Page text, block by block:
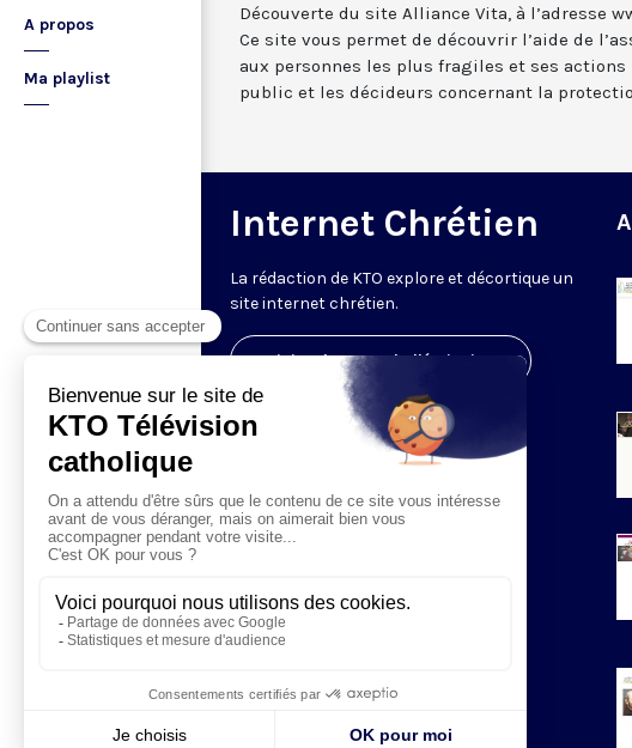
A propos
Ma playlist
Découverte du site Alliance Vita, à l’adresse
Ce site vous permet de découvrir l’aide de
aux personnes les plus fragiles et ses
public et les décideurs concernant la
Internet Chrétien
La rédaction de KTO explore et décortique un
site internet chrétien.
Visiter la page de l'émission